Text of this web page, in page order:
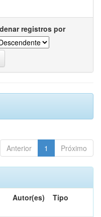
registros por
Anterior 1 Próximo
Autor(es) Tipo